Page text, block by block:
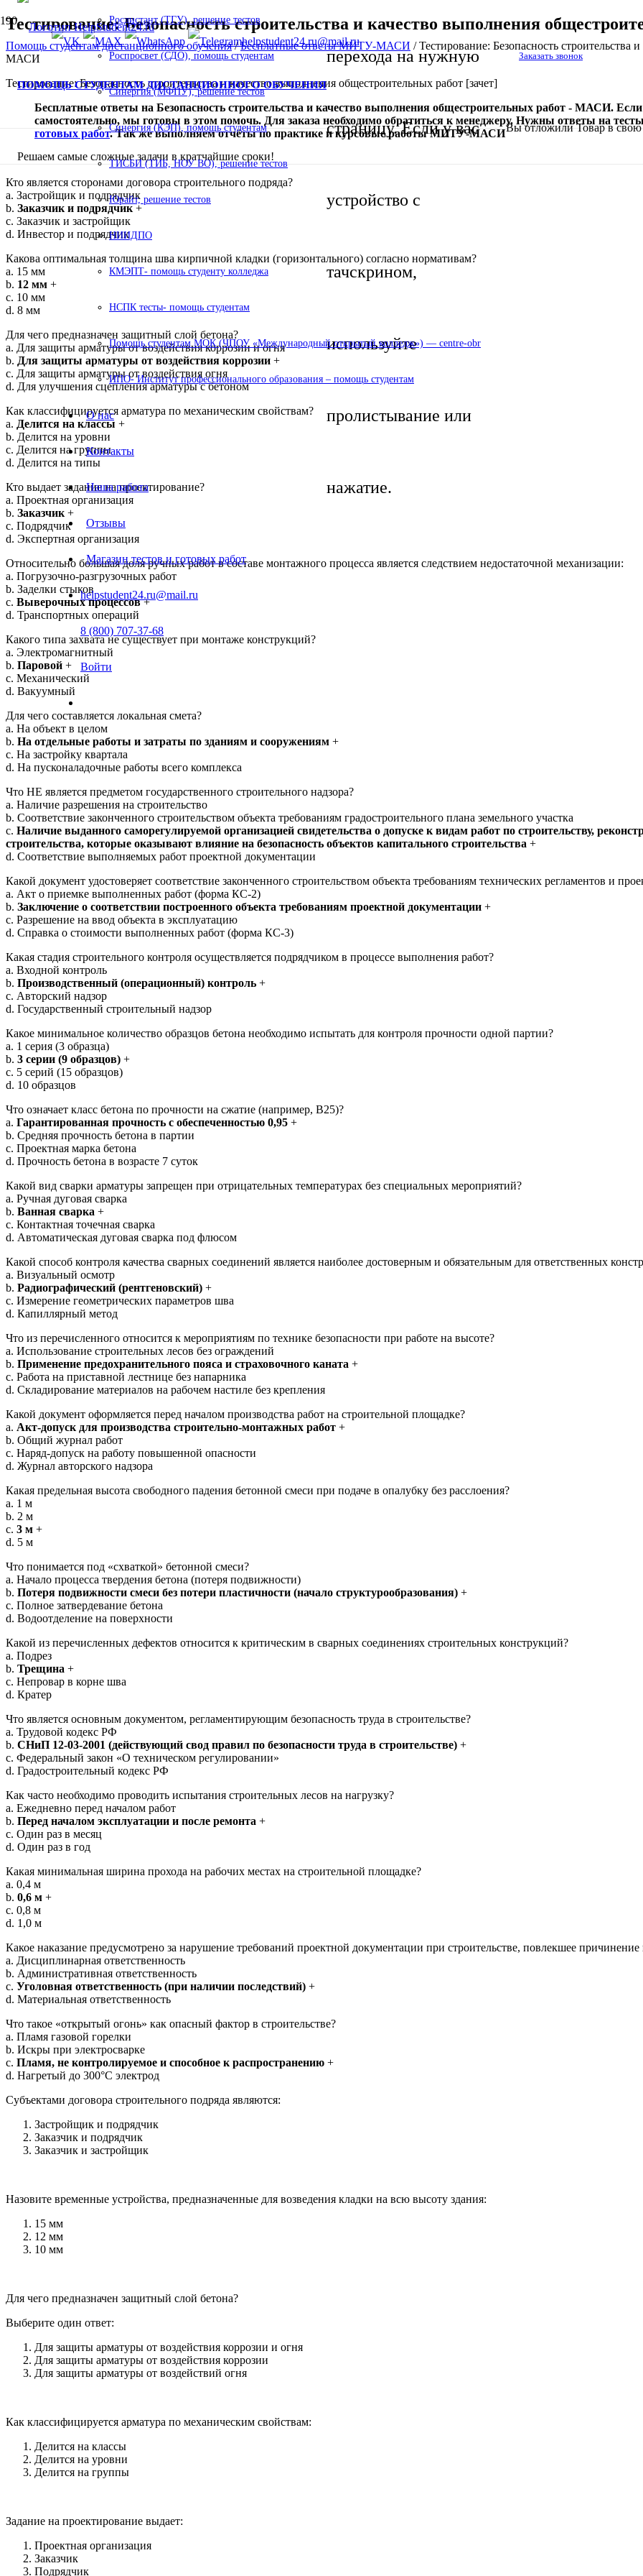
helpstudent24.ru@mail.ru
ПОМОЩЬ СТУДЕНТАМ ДИСТАНЦИОННОГО ОБУЧЕНИЯ
Решаем самые сложные задачи в кратчайшие сроки!
перехода на нужную
страницу. Если у вас
устройство с
тачскрином,
используйте
пролистывание или
нажатие.
Заказать звонок
Вы отложилиТоварв свою
Росдистант (ТГУ), решение тестов
Роспросвет (СДО), помощь студентам
Синергия (МФПУ), решение тестов
Синергия (КЭП), помощь студентам
ТИСБИ (ТИБ, НОУ ВО), решение тестов
Юрайт, решение тестов
НИИДПО
КМЭПТ- помощь студенту колледжа
НСПК тесты- помощь студентам
Помощь студентам МОК (ЧПОУ «Международный открытый колледж») — centre-obr
ИПО- Институт профессионального образования – помощь студентам
О нас
Контакты
Наша работа
Отзывы
Магазин тестов и готовых работ
helpstudent24.ru@mail.ru
8 (800) 707-37-68
Войти
Тестирование: Безопасность строительства и качество выполнения
Помощь студентам дистанционного обучения/Бесплатные ответы МИТУ-МАСИ /Тестирование: Безопасность
МАСИ
Тестирование: Безопасность строительства и качество выполнения общестроительных работ [зачет]
Бесплатные ответы на Безопасность строительства и качество выполнения общестроительных работ - МАСИ.
самостоятельно, мы готовы в этом помочь. Для заказа необходимо обратиться к менеджеру. Нужны ответы на
готовых работ. Так же выполняем отчёты по практике и курсовые работы МИТУ-МАСИ
Кто является сторонами договора строительного подряда?
a. Застройщик и подрядчик
b. Заказчик и подрядчик+
c. Заказчик и застройщик
d. Инвестор и подрядчик
Какова оптимальная толщина шва кирпичной кладки (горизонтального) согласно нормативам?
a. 15 мм
b. 12 мм +
c. 10 мм
d. 8 мм
Для чего предназначен защитный слой бетона?
a. Для защиты арматуры от воздействия коррозии и огня
b. Для защиты арматуры от воздействия коррозии +
c. Для защиты арматуры от воздействия огня
d. Для улучшения сцепления арматуры с бетоном
Как классифицируется арматура по механическим свойствам?
a. Делится на классы +
b. Делится на уровни
c. Делится на группы
d. Делится на типы
Кто выдает задание на проектирование?
a. Проектная организация
b. Заказчик +
c. Подрядчик
d. Экспертная организация
Относительно большая доля ручных работ в составе монтажного процесса является следствием недостаточной механизации:
a. Погрузочно-разгрузочных работ
b. Заделки стыков
c. Выверочных процессов+
d. Транспортных операций
Какого типа захвата не существует при монтаже конструкций?
a. Электромагнитный
b. Паровой +
c. Механический
d. Вакуумный
Для чего составляется локальная смета?
a. На объект в целом
b. На отдельные работы и затраты по зданиям и сооружениям +
c. На застройку квартала
d. На пусконаладочные работы всего комплекса
Что НЕ является предметом государственного строительного надзора?
a. Наличие разрешения на строительство
b. Соответствие законченного строительством объекта требованиям градостроительного плана земельного участка
c. Наличие выданного саморегулируемой организацией свидетельства о допуске к видам работ по строительству,
строительства, которые оказывают влияние на безопасность объектов капитального строительства +
d. Соответствие выполняемых работ проектной документации
Какой документ удостоверяет соответствие законченного строительством объекта требованиям технических регламентов и
a. Акт о приемке выполненных работ (форма КС-2)
b. Заключение о соответствии построенного объекта требованиям проектной документации +
c. Разрешение на ввод объекта в эксплуатацию
d. Справка о стоимости выполненных работ (форма КС-3)
Какая стадия строительного контроля осуществляется подрядчиком в процессе выполнения работ?
a. Входной контроль
b. Производственный (операционный) контроль +
c. Авторский надзор
d. Государственный строительный надзор
Какое минимальное количество образцов бетона необходимо испытать для контроля прочности одной партии?
a. 1 серия (3 образца)
b. 3 серии (9 образцов) +
c. 5 серий (15 образцов)
d. 10 образцов
Что означает класс бетона по прочности на сжатие (например, В25)?
a. Гарантированная прочность с обеспеченностью 0,95 +
b. Средняя прочность бетона в партии
c. Проектная марка бетона
d. Прочность бетона в возрасте 7 суток
Какой вид сварки арматуры запрещен при отрицательных температурах без специальных мероприятий?
a. Ручная дуговая сварка
b. Ванная сварка +
c. Контактная точечная сварка
d. Автоматическая дуговая сварка под флюсом
Какой способ контроля качества сварных соединений является наиболее достоверным и обязательным для ответственных
a. Визуальный осмотр
b. Радиографический (рентгеновский) +
c. Измерение геометрических параметров шва
d. Капиллярный метод
Что из перечисленного относится к мероприятиям по технике безопасности при работе на высоте?
a. Использование строительных лесов без ограждений
b. Применение предохранительного пояса и страховочного каната +
c. Работа на приставной лестнице без напарника
d. Складирование материалов на рабочем настиле без крепления
Какой документ оформляется перед началом производства работ на строительной площадке?
a. Акт-допуск для производства строительно-монтажных работ +
b. Общий журнал работ
c. Наряд-допуск на работу повышенной опасности
d. Журнал авторского надзора
Какая предельная высота свободного падения бетонной смеси при подаче в опалубку без расслоения?
a. 1 м
b. 2 м
c. 3 м +
d. 5 м
Что понимается под «схваткой» бетонной смеси?
a. Начало процесса твердения бетона (потеря подвижности)
b. Потеря подвижности смеси без потери пластичности (начало структурообразования) +
c. Полное затвердевание бетона
d. Водоотделение на поверхности
Какой из перечисленных дефектов относится к критическим в сварных соединениях строительных конструкций?
a. Подрез
b. Трещина +
c. Непровар в корне шва
d. Кратер
Что является основным документом, регламентирующим безопасность труда в строительстве?
a. Трудовой кодекс РФ
b. СНиП 12-03-2001 (действующий свод правил по безопасности труда в строительстве) +
c. Федеральный закон «О техническом регулировании»
d. Градостроительный кодекс РФ
Как часто необходимо проводить испытания строительных лесов на нагрузку?
a. Ежедневно перед началом работ
b. Перед началом эксплуатации и после ремонта +
c. Один раз в месяц
d. Один раз в год
Какая минимальная ширина прохода на рабочих местах на строительной площадке?
a. 0,4 м
b. 0,6 м +
c. 0,8 м
d. 1,0 м
Какое наказание предусмотрено за нарушение требований проектной документации при строительстве, повлекшее причинение
a. Дисциплинарная ответственность
b. Административная ответственность
c. Уголовная ответственность (при наличии последствий) +
d. Материальная ответственность
Что такое «открытый огонь» как опасный фактор в строительстве?
a. Пламя газовой горелки
b. Искры при электросварке
c. Пламя, не контролируемое и способное к распространению +
d. Нагретый до 300°C электрод
Субъектами договора строительного подряда являются:
Застройщик и подрядчик
Заказчик и подрядчик
Заказчик и застройщик
Назовите временные устройства, предназначенные для возведения кладки на всю высоту здания:
15 мм
12 мм
10 мм
Для чего предназначен защитный слой бетона?
Выберите один ответ:
Для защиты арматуры от воздействия коррозии и огня
Для защиты арматуры от воздействия коррозии
Для защиты арматуры от воздействий огня
Как классифицируется арматура по механическим свойствам:
Делится на классы
Делится на уровни
Делится на группы
Задание на проектирование выдает:
Проектная организация
Заказчик
Подрядчик